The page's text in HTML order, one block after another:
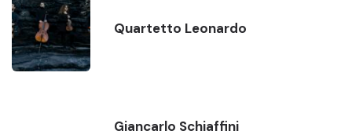
Quartetto Leonardo
Giancarlo Schiaffini